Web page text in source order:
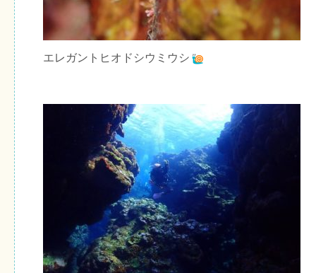
エレガントヒオドシウミウシ